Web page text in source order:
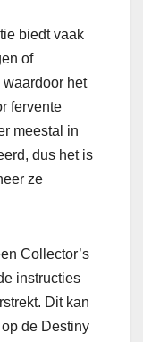
biedt vaak
of
het
fervente
meestal in
dus het is
ze
Collector’s
instructies
Dit kan
de Destiny